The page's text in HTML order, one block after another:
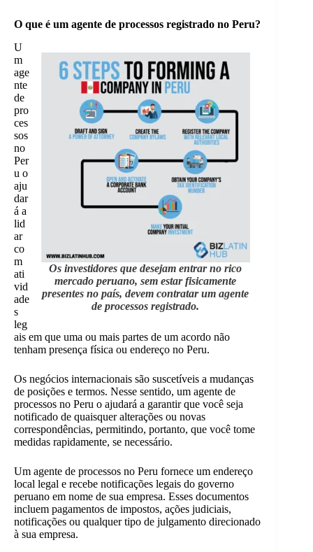
O que é um agente de processos registrado no Peru?
Os investidores que desejam entrar no rico
mercado peruano, sem estar fisicamente
presentes no país, devem contratar um agente
de processos registrado.
U
m
age
nte
de
pro
ces
sos
no
Per
u o
aju
dar
á a
lid
ar
co
m
ati
vid
ade
s
leg
ais em que uma ou mais partes de um acordo não
tenham presença física ou endereço no Peru.
Os negócios internacionais são suscetíveis a mudanças
de posições e termos. Nesse sentido, um agente de
processos no Peru o ajudará a garantir que você seja
notificado de quaisquer alterações ou novas
correspondências, permitindo, portanto, que você tome
medidas rapidamente, se necessário.
Um agente de processos no Peru fornece um endereço
local legal e recebe notificações legais do governo
peruano em nome de sua empresa. Esses documentos
incluem pagamentos de impostos, ações judiciais,
notificações ou qualquer tipo de julgamento direcionado
à sua empresa.